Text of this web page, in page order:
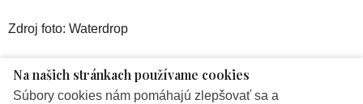
Zdroj foto: Waterdrop
ZNAČKY: PR,ŽIVOTNÝ ŠTÝL
Na našich stránkach používame cookies
Súbory cookies nám pomáhajú zlepšovať sa a